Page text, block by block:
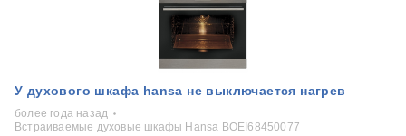
У духового шкафа hansa не выключается нагрев
более года назад
Встраиваемые духовые шкафы Hansa BOEI68450077